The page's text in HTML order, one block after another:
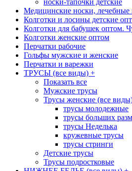
Медицинские носки, лечебные
Колготки и лосины детские
Колготки для бабушек оптом.
Колготки женские оптом
Перчатки рабочие
Гольфы мужские и женские
Перчатки и варежки
ТРУСЫ (все виды) +
Показать все
Мужские трусы
Трусы женские (все
трусы молодежные
трусы больших
трусы Неделька
кружевные трусы
трусы стринги
Детские трусы
Трусы подростковые